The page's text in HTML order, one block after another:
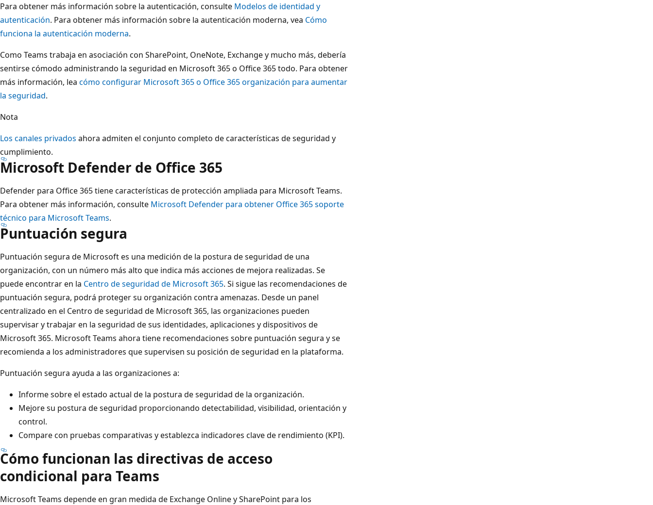
Para obtener más información sobre la autenticación, consulte Modelos de identidad y
autenticación. Para obtener más información sobre la autenticación moderna, vea Cómo
funciona la autenticación moderna.
Como Teams trabaja en asociación con SharePoint, OneNote, Exchange y mucho más, debería
sentirse cómodo administrando la seguridad en Microsoft 365 o Office 365 todo. Para obtener
más información, lea cómo configurar Microsoft 365 o Office 365 organización para aumentar
la seguridad.
Nota
Los canales privados ahora admiten el conjunto completo de características de seguridad y
cumplimiento.
Microsoft Defender de Office 365
Defender para Office 365 tiene características de protección ampliada para Microsoft Teams.
Para obtener más información, consulte Microsoft Defender para obtener Office 365 soporte
técnico para Microsoft Teams.
Puntuación segura
Puntuación segura de Microsoft es una medición de la postura de seguridad de una
organización, con un número más alto que indica más acciones de mejora realizadas. Se
puede encontrar en la Centro de seguridad de Microsoft 365. Si sigue las recomendaciones de
puntuación segura, podrá proteger su organización contra amenazas. Desde un panel
centralizado en el Centro de seguridad de Microsoft 365, las organizaciones pueden
supervisar y trabajar en la seguridad de sus identidades, aplicaciones y dispositivos de
Microsoft 365. Microsoft Teams ahora tiene recomendaciones sobre puntuación segura y se
recomienda a los administradores que supervisen su posición de seguridad en la plataforma.
Puntuación segura ayuda a las organizaciones a:
Informe sobre el estado actual de la postura de seguridad de la organización.
Mejore su postura de seguridad proporcionando detectabilidad, visibilidad, orientación y
control.
Compare con pruebas comparativas y establezca indicadores clave de rendimiento (KPI).
Cómo funcionan las directivas de acceso
condicional para Teams
Microsoft Teams depende en gran medida de Exchange Online y SharePoint para los